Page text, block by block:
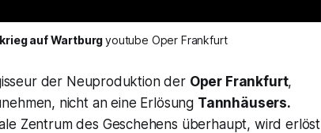
auf Wartburg youtube Oper Frankfurt
der Neuproduktion der Oper Frankfurt,
nicht an eine Erlösung Tannhäusers.
Zentrum des Geschehens überhaupt, wird erlöst